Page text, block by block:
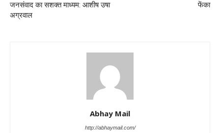
जनसंवाद का सशक्त माध्यम: आशीष उषा
अग्रवाल
फेंका
Abhay Mail
http://abhaymail.com/